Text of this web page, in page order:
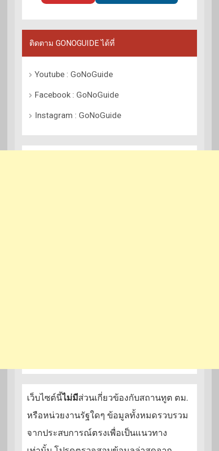
ติดตาม GONOGUIDE ได้ที่
Youtube : GoNoGuide
Facebook : GoNoGuide
Instagram : GoNoGuide
เว็บไซต์นี้ไม่มีส่วนเกี่ยวข้องกับสถานทูต ตม.
หรือหน่วยงานรัฐใดๆ ข้อมูลทั้งหมดรวบรวม
จากประสบการณ์ตรงเพื่อเป็นแนวทาง